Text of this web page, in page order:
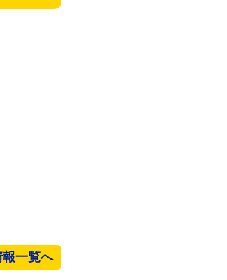
、「PC
「センス
ることに
一覧へ